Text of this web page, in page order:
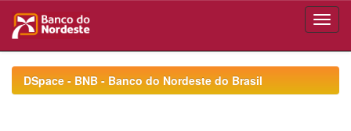
navigationDSpace - BNB - Banco do Nordeste do Brasil